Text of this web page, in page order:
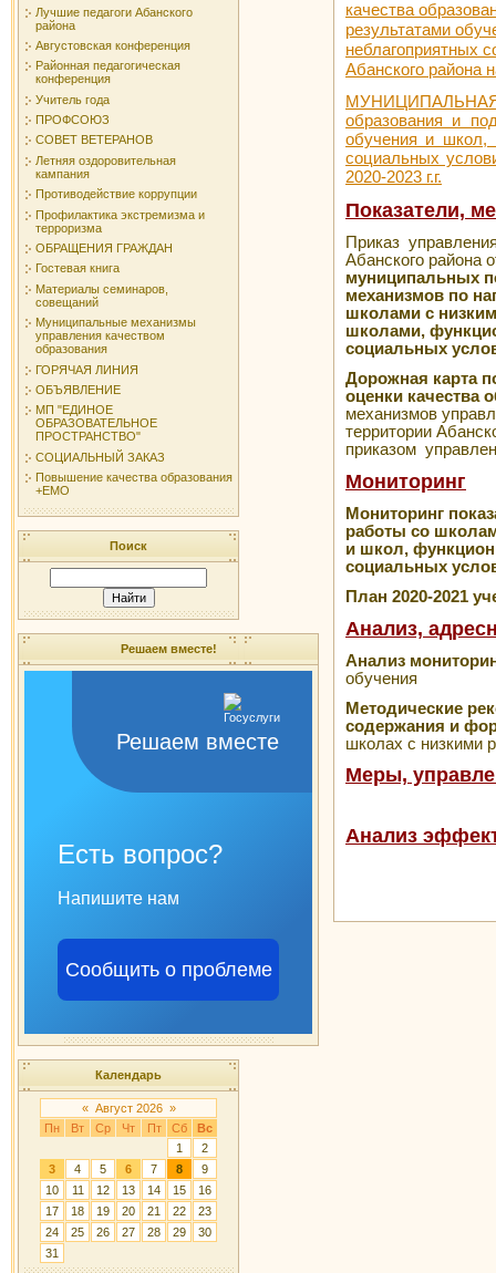
Лучшие педагоги Абанского
района
Августовская конференция
Районная педагогическая
конференция
Учитель года
ПРОФСОЮЗ
СОВЕТ ВЕТЕРАНОВ
Летняя оздоровительная
кампания
Противодействие коррупции
Профилактика экстремизма и
терроризма
ОБРАЩЕНИЯ ГРАЖДАН
Гостевая книга
Материалы семинаров,
совещаний
Муниципальные механизмы
управления качеством
образования
ГОРЯЧАЯ ЛИНИЯ
ОБЪЯВЛЕНИЕ
МП "ЕДИНОЕ
ОБРАЗОВАТЕЛЬНОЕ
ПРОСТРАНСТВО"
СОЦИАЛЬНЫЙ ЗАКАЗ
Повышение качества образования
+ЕМО
Поиск
Решаем вместе!
Решаем вместе
Есть вопрос?
Напишите нам
Сообщить о проблеме
Календарь
« Август 2026 »
Пн
Вт Ср Чт Пт Сб
Вс
1
2
3
4 5 6 7 8
9
10
11 12 13 14 15
16
17
18 19 20 21 22
23
24
25 26 27 28 29
30
31
качества
результатами
неблагоприятных
Абанского района
образования и
обучения и школ,
социальных
2020-2023 г.г.
Показатели,
Приказ
Абанского района
муниципальных
механизмов по
школами с
школами,
социальных
Дорожная карта
оценки качества
механизмов
территории
приказом
Мониторинг
Мониторинг
работы со
и школ,
социальных
План 2020-2021
Анализ,
Анализ
обучения
Методические
содержания и
школах с низкими
Меры,
Анализ